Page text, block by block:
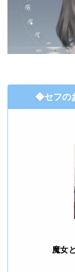
◆セフの
魔女